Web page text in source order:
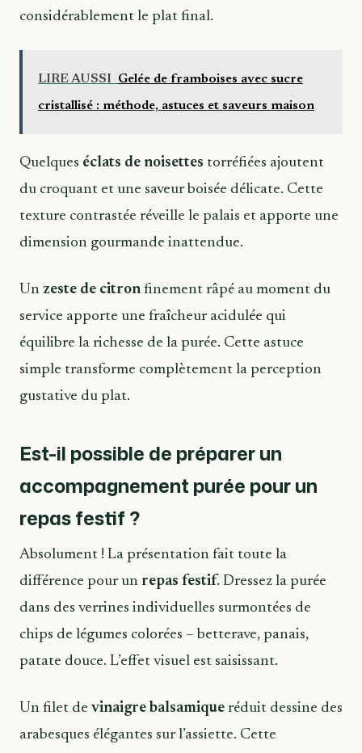
considérablement le plat final.
LIRE AUSSI Gelée de framboises avec sucre
cristallisé : méthode, astuces et saveurs maison
Quelques éclats de noisettes torréfiées ajoutent
du croquant et une saveur boisée délicate. Cette
texture contrastée réveille le palais et apporte une
dimension gourmande inattendue.
Un zeste de citronfinement râpé au moment du
service apporte une fraîcheur acidulée qui
équilibre la richesse de la purée. Cette astuce
simple transforme complètement la perception
gustative du plat.
Est-il possible de préparer un
accompagnement purée pour un
repas festif ?
Absolument ! La présentation fait toute la
différence pour un repas festif. Dressez la purée
dans des verrines individuelles surmontées de
chips de légumes colorées – betterave, panais,
patate douce. L’effet visuel est saisissant.
Un filet de vinaigre balsamique réduit dessine des
arabesques élégantes sur l’assiette. Cette